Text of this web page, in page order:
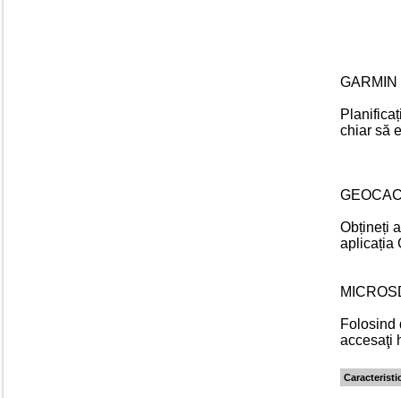
chiar să
Obțineți
aplicația
Folosind
accesaţi